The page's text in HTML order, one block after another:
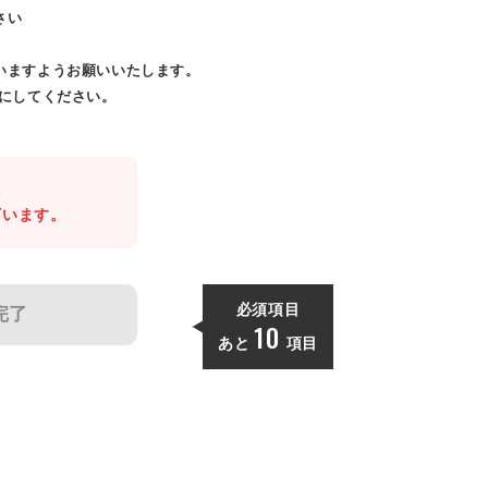
い
すようお願いいたします。
してください。
ます。
了 必須項目
あと 10 項目